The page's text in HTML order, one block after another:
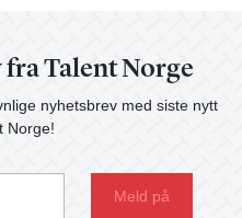
Talent Norge
nyhetsbrev med siste nytt
Norge!